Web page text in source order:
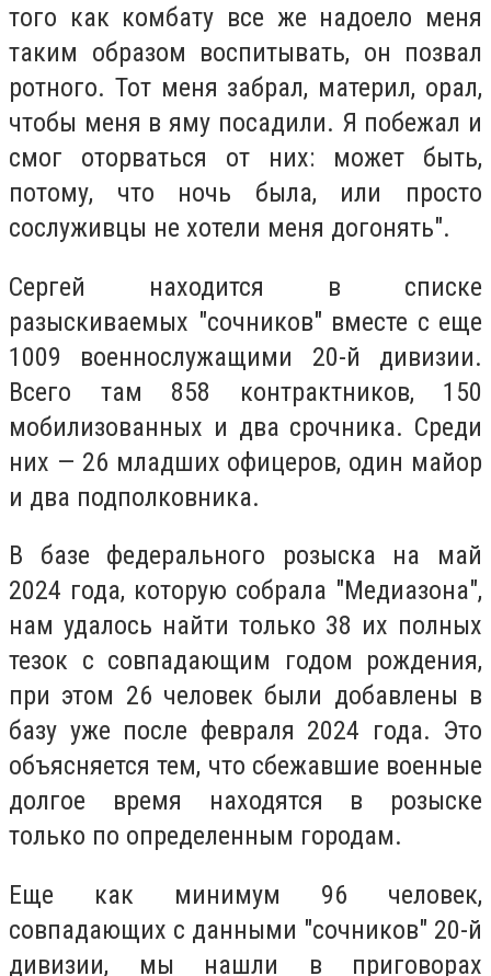
того как комбату все же надоело меня
таким образом воспитывать, он позвал
ротного. Тот меня забрал, материл, орал,
чтобы меня в яму посадили. Я побежал и
смог оторваться от них: может быть,
потому, что ночь была, или просто
сослуживцы не хотели меня догонять".
Сергей находится в списке
разыскиваемых "сочников" вместе с еще
1009 военнослужащими 20-й дивизии.
Всего там 858 контрактников, 150
мобилизованных и два срочника. Среди
них — 26 младших офицеров, один майор
и два подполковника.
В базе федерального розыска на май
2024 года, которую собрала "Медиазона",‎
нам удалось найти только 38 их полных
тезок с совпадающим годом рождения,
при этом 26 человек были добавлены в
базу уже после февраля 2024 года. Это
объясняется тем, что сбежавшие военные
долгое время находятся в розыске
только по определенным городам.
Еще как минимум 96 человек,
совпадающих с данными "сочников"‎ 20-й
дивизии, мы нашли в приговорах